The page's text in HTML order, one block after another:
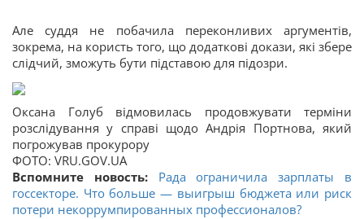
Але суддя не побачила переконливих аргументів,
зокрема, на користь того, що додаткові докази, які збере
слідчий, зможуть бути підставою для підозри.
Оксана Голуб відмовилась продовжувати терміни
розслідування у справі щодо Андрія Портнова, який
погрожував прокурору
ФОТО: VRU.GOV.UA
Вспомните новость: Рада ограничила зарплаты в
госсекторе. Что больше — выигрыш бюджета или риск
потери некоррумпированных профессионалов?